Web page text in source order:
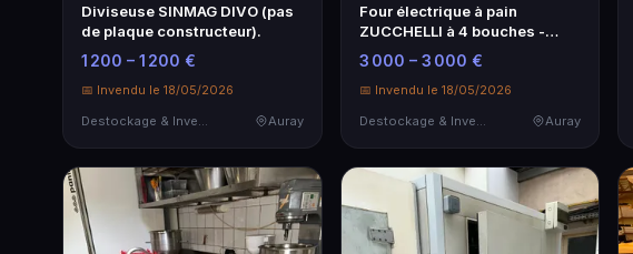
Diviseuse SINMAG DIVO (pas
de plaque constructeur).
1 200 – 1 200 €
📅 Invendu le 18/05/2026
Auray
Four électrique à pain
ZUCCHELLI à 4 bouches -
Modèle : EL 4…
3 000 – 3 000 €
📅 Invendu le 18/05/2026
Auray